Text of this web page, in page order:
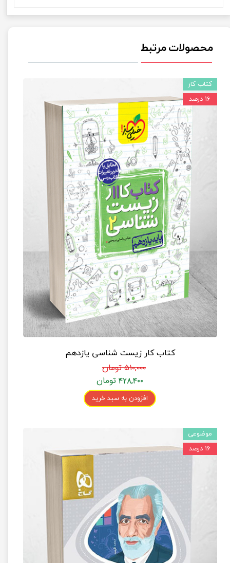
محصولات مرتبط
کتاب کار زیست شناسی یازدهم
۵۱۰,۰۰۰ تومان
۴۲۸,۴۰۰ تومان
افزودن به سبد خرید
کتاب کار
۱۶ درصد
موضوعی
۱۶ درصد